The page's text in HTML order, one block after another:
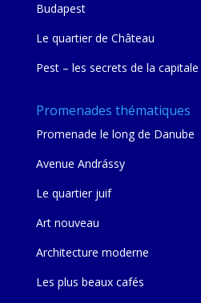
Budapest
Le quartier de Château
Pest – les secrets de la capitale
Promenades thématiques
Promenade le long de Danube
Avenue Andrássy
Le quartier juif
Art nouveau
Architecture moderne
Les plus beaux cafés